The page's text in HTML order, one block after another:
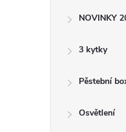
NOVINKY
3 kytky
Pěstební
Osvětlení